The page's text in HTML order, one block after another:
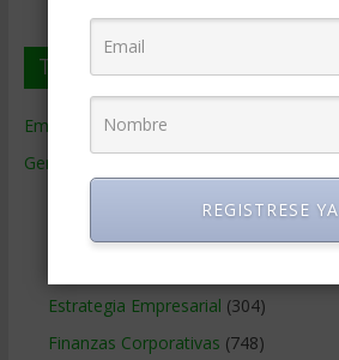
Temas de Gerencia
Empresas de Gerencia
Gerencia
Estrategia Empresarial (304)
Finanzas Corporativas (748)
REGISTRESE YA